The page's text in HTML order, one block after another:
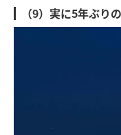
（9）実に5年ぶり